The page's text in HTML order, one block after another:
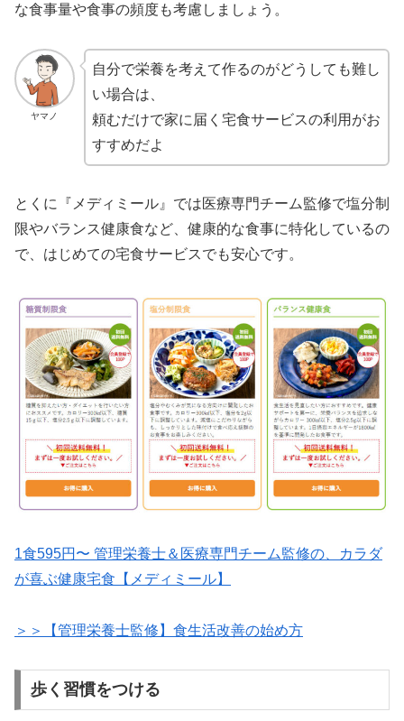
な食事量や食事の頻度も考慮しましょう。
ヤマノ
自分で栄養を考えて作るのがどうしても難し
い場合は、
頼むだけで家に届く宅食サービスの利用がお
すすめだよ
とくに『メディミール』では医療専門チーム監修で塩分制
限やバランス健康食など、健康的な食事に特化しているの
で、はじめての宅食サービスでも安心です。
1食595円〜 管理栄養士＆医療専門チーム監修の、カラダ
が喜ぶ健康宅食【メディミール】
＞＞【管理栄養士監修】食生活改善の始め方
歩く習慣をつける